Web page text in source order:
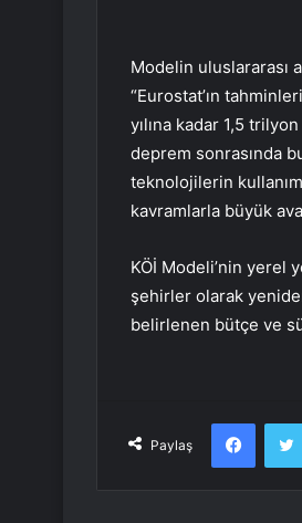
Modelin uluslararası
“Eurostat’ın
yılına kadar 1,5
deprem sonrasında
teknolojilerin
kavramlarla büyük
KÖİ Modeli’nin yerel
şehirler olarak
belirlenen bütçe ve
Paylaş